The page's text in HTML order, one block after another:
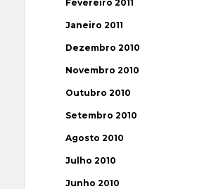
Fevereiro 2011
Janeiro 2011
Dezembro 2010
Novembro 2010
Outubro 2010
Setembro 2010
Agosto 2010
Julho 2010
Junho 2010